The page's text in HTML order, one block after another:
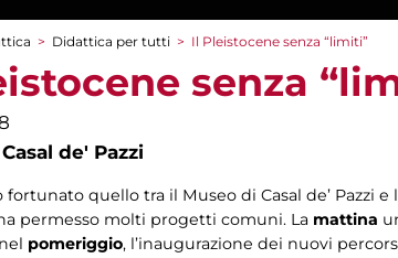
> Didattica per tutti > Il Pleistocene senza “limiti”
senza
de' Pazzi
quello tra il Museo di Casal de’ Pazzi
permesso molti progetti comuni. La mattina
pomeriggio, l’inaugurazione dei nuovi